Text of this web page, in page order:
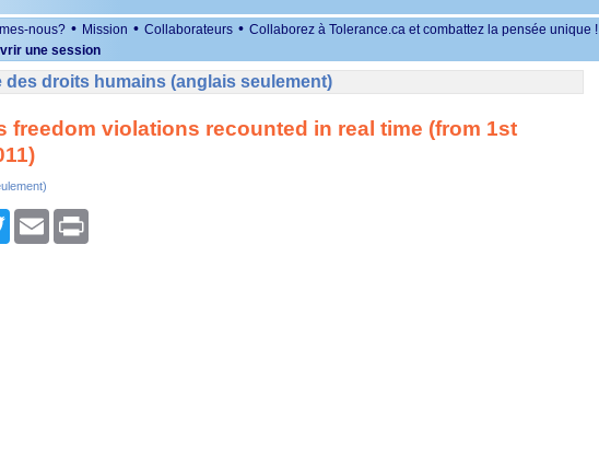
nous? • Mission • Collaborateurs • Collaborez à Tolerance.ca et combattez la pensée unique !
une session
des droits humains (anglais seulement)
freedom violations recounted in real time (from 1st
TwitterEmail Print